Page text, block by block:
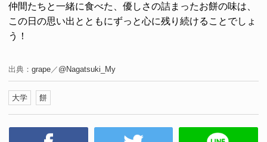
仲間たちと一緒に食べた、優しさの詰まったお餅の味は、
この日の思い出とともにずっと心に残り続けることでしょ
う！
出典： grape ／ @Nagatsuki_My
大学 餅